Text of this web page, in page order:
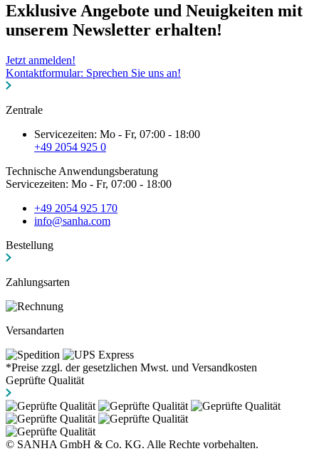
Exklusive Angebote und Neuigkeiten mit
unserem Newsletter erhalten!
Jetzt anmelden!
Kontaktformular: Sprechen Sie uns an!
Zentrale
Servicezeiten: Mo - Fr, 07:00 - 18:00
+49 2054 925 0
Technische Anwendungsberatung
Servicezeiten: Mo - Fr, 07:00 - 18:00
+49 2054 925 170
info@sanha.com
Bestellung
Zahlungsarten
Versandarten
*Preise zzgl. der gesetzlichen Mwst. und Versandkosten
Geprüfte Qualität
© SANHA GmbH & Co. KG. Alle Rechte vorbehalten.